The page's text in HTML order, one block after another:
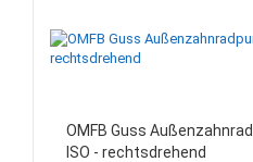
OMFB Guss
ISO - rechtsdrehend